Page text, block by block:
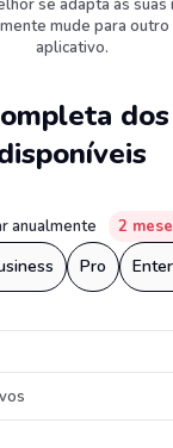
se adapta às suas
mude para
aplicativo.
anualmente 2
Pro